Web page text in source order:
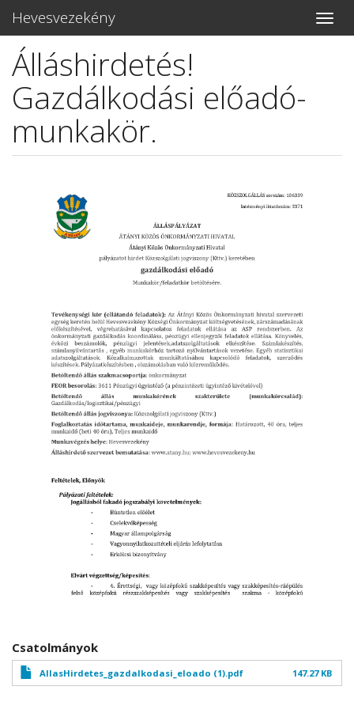
Ugrás
tartalomra
Hevesvezekény
Toggle
Álláshirdetés!
Gazdálkodási előadó-
munkakör.
Csatolmányok
AllasHirdetes_gazdalkodasi_eloado (1).pdf 147.27 KB